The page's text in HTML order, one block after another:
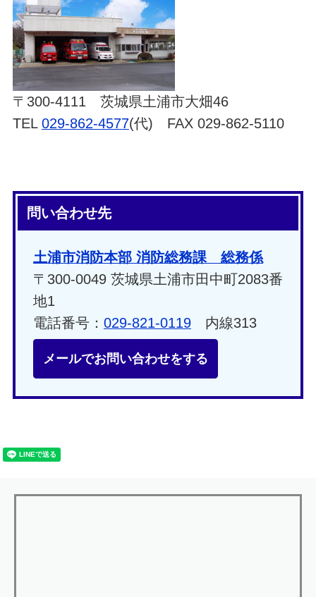
〒300-4111 茨城県土浦市大畑46
TEL 029-862-4577(代) FAX 029-862-5110
問い合わせ先
土浦市消防本部 消防総務課 総務係
〒300-0049 茨城県土浦市田中町2083番
地1
電話番号： 029-821-0119内線313
メールでお問い合わせをする